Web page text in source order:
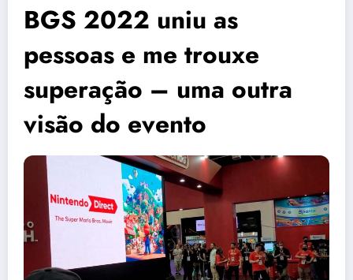
BGS 2022 uniu as
pessoas e me trouxe
superação – uma outra
visão do evento